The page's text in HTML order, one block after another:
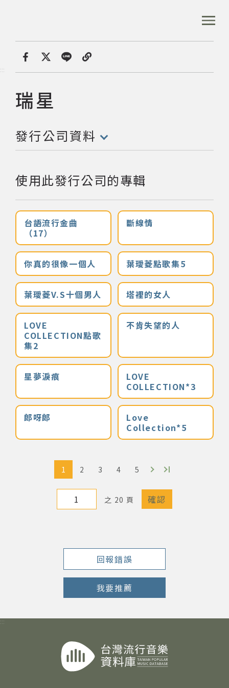
區
:::
首頁 發行公司
:::
發行公司:
瑞星
發行公司資料
(點擊開啟/收合以下內容)
使用此發行公司的專輯
台語流行金曲
（17）
斷線情
你真的很像一個人 葉璦菱點歌集5
葉璦菱V.S十個男人 塔裡的女人
LOVE
COLLECTION點歌
集2
不肯失望的人
星夢淚痕
LOVE
COLLECTION*3
郎呀郎
Love
Collection*5
1 2 3 4 5
之 20 頁
回報錯誤
我要推薦
:::
首頁
音樂資料庫
音樂人口述歷史
數位典藏
專文專區
網站導覽
關於資料庫
音樂空間
音樂獎項
組織協會
曲目統計表
臺北流行音樂中心
著作權及免責聲明